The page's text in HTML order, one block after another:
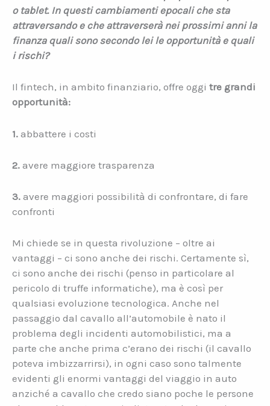
o tablet. In questi cambiamenti epocali che sta
attraversando e che attraverserà nei prossimi anni la
finanza quali sono secondo lei le opportunità e quali
i rischi?
Il fintech, in ambito finanziario, offre oggi tre grandi
opportunità:
1. abbattere i costi
2. avere maggiore trasparenza
3. avere maggiori possibilità di confrontare, di fare
confronti
Mi chiede se in questa rivoluzione – oltre ai
vantaggi – ci sono anche dei rischi. Certamente sì,
ci sono anche dei rischi (penso in particolare al
pericolo di truffe informatiche), ma è così per
qualsiasi evoluzione tecnologica. Anche nel
passaggio dal cavallo all’automobile è nato il
problema degli incidenti automobilistici, ma a
parte che anche prima c’erano dei rischi (il cavallo
poteva imbizzarrirsi), in ogni caso sono talmente
evidenti gli enormi vantaggi del viaggio in auto
anziché a cavallo che credo siano poche le persone